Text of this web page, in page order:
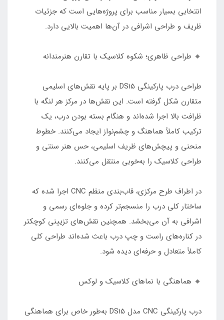
انتخابی بسیار مناسب برای پروژه‌هایی است که جزئیات
ظریف و طراحی اشرافی در آن‌ها اهمیت بالایی دارد.
🔸 طراحی ظاهری؛ شکوه کلاسیک با تقارن هنرمندانه
طراحی درب پارکینگی DS15 بر پایه نقش‌های اسلیمی
متقارن شکل گرفته است. این نقش‌ها در مرکز هر لنگه با
ظرافت بالا اجرا شده‌اند و هنگام بسته بودن درب، یک
ترکیب کاملاً هماهنگ و چشم‌نواز ایجاد می‌کنند. خطوط
منحنی و پیچش‌های ظریف اسلیمی، حس هنر سنتی و
طراحی کلاسیک را به‌خوبی منتقل می‌کنند.
در اطراف طرح مرکزی، قاب‌بندی منظم CNC اجرا شده که
ساختار کلی درب را منسجم‌تر کرده و جلوه‌ای رسمی و
اشرافی به آن می‌بخشد. همچنین نقش‌های تزیینی کوچکتر
در کناره‌های راست و چپ درب باعث شده‌اند طراحی کلی
کاملاً متعادل و حرفه‌ای دیده شود.
🔸 هماهنگی با نماهای کلاسیک و لوکس
درب پارکینگی CNC مدل DS15 به‌طور خاص برای هماهنگی